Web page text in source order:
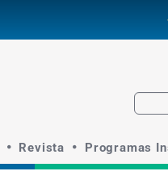
Revista Programas